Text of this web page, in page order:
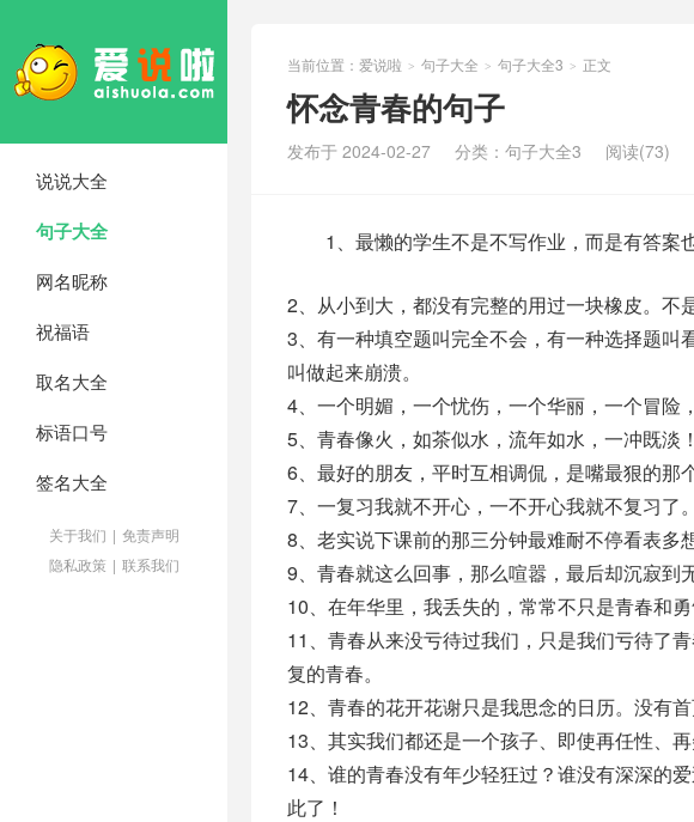
说说大全
句子大全
网名昵称
祝福语
取名大全
标语口号
签名大全
关于我们 | 免责声明
隐私政策 | 联系我们
当前位置： 爱说啦 > 句子大全 > 句子大全3 > 正文
怀念青春的句子
发布于 2024-02-27 分类： 句子大全3 阅读(73)
1、最懒的学生不是不写作业，而是有答案也
2、从小到大，都没有完整的用过一块橡皮。不
3、有一种填空题叫完全不会，有一种选择题
叫做起来崩溃。
4、一个明媚，一个忧伤，一个华丽，一个冒险
5、青春像火，如茶似水，流年如水，一冲既淡
6、最好的朋友，平时互相调侃，是嘴最狠的那
7、一复习我就不开心，一不开心我就不复习了。
8、老实说下课前的那三分钟最难耐不停看表
9、青春就这么回事，那么喧嚣，最后却沉寂到
10、在年华里，我丢失的，常常不只是青春和
11、青春从来没亏待过我们，只是我们亏待了
复的青春。
12、青春的花开花谢只是我思念的日历。没有首
13、其实我们都还是一个孩子、即使再任性、再
14、谁的青春没有年少轻狂过？谁没有深深的
此了！